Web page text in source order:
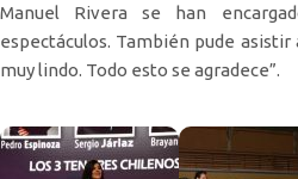
Manuel Rivera se han
espectáculos. También pude asistir
muy lindo. Todo esto se agradece”.